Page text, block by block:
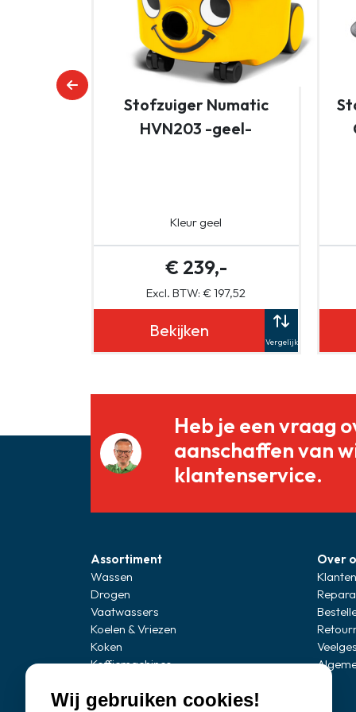
Stofzuiger Numatic
HVN203 -geel-
Kleur geel
€ 239,-
Excl. BTW: € 197,52
Bekijken
Vergelijk
Heb je een vraag
aanschaffen van
klantenservice.
Assortiment
Wassen
Drogen
Vaatwassers
Koelen & Vriezen
Koken
Koffiemachines
Stofzuigers
Over
Wij gebruiken cookies!